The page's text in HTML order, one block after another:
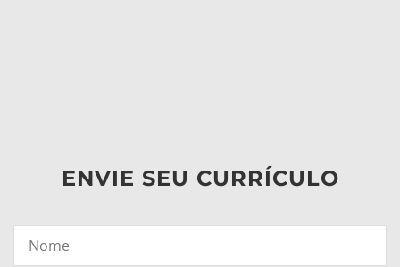
ENVIE SEU CURRÍCULO
Nome*